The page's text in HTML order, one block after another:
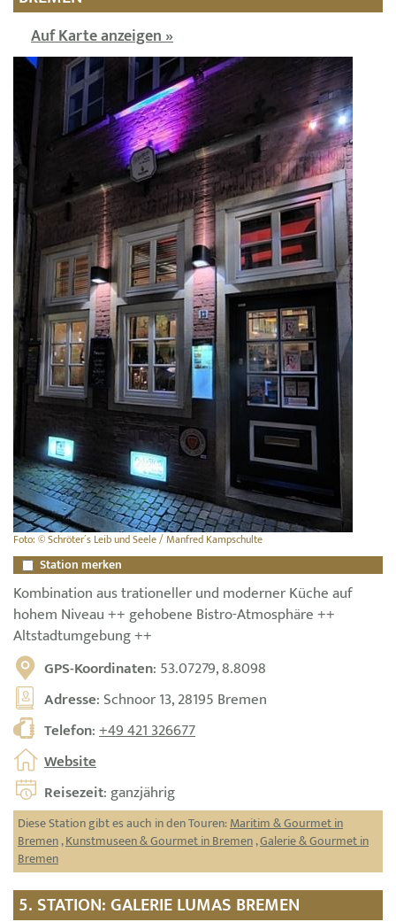
Auf Karte anzeigen »
Foto: © Schröter´s Leib und Seele / Manfred Kampschulte
Station merken
Kombination aus trationeller und moderner Küche auf
hohem Niveau ++ gehobene Bistro-Atmosphäre ++
Altstadtumgebung ++
GPS-Koordinaten: 53.07279, 8.8098
Adresse: Schnoor 13, 28195 Bremen
Telefon:+49 421 326677
Website
Reisezeit: ganzjährig
Diese Station gibt es auch in den Touren:Maritim & Gourmet in
Bremen,Kunstmuseen & Gourmet in Bremen,Galerie & Gourmet in
Bremen
5. STATION: GALERIE LUMAS BREMEN